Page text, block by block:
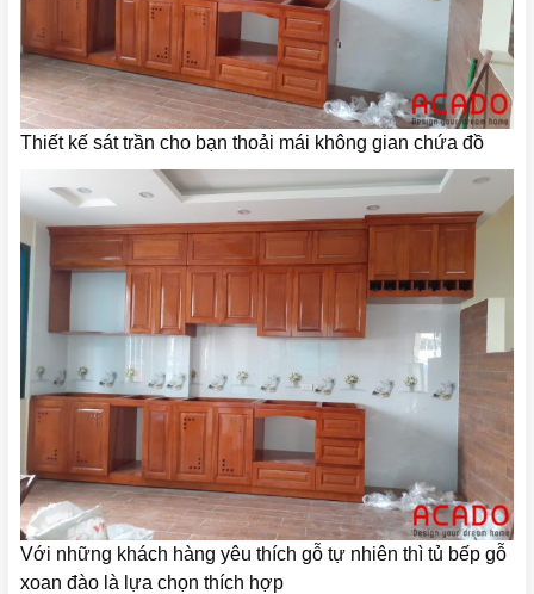
Thiết kế sát trần cho bạn thoải mái không gian chứa đồ
Với những khách hàng yêu thích gỗ tự nhiên thì tủ bếp gỗ
xoan đào là lựa chọn thích hợp